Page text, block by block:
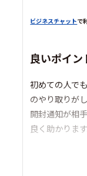
ビジネスチャットで
良いポイン
初めての人で
のやり取りが
開封通知が相
良く助かります